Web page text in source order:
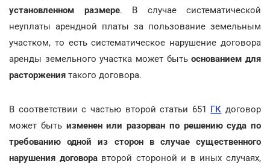
установленном размере. В случае систематической
неуплаты арендной платы за пользование земельным
участком, то есть систематическое нарушение договора
аренды земельного участка может бытьоснованием для
расторжения такого договора.
В соответствии с частью второй статьи 651 ГК договор
может бытьизменен или разорван по решению суда по
требованию одной из сторон в случае существенного
нарушения договоравторой стороной и в иных случаях,